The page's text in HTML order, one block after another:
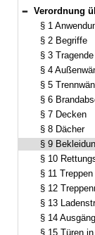
Bereich
Verordnung über den Bau und Betrieb
§ 1
§ 2 Begriffe
§ 3
§ 4
§ 5
§ 6
§ 7 Decken
§ 8 Dächer
§ 9
§ 10
§ 11 Treppen
§ 12
§ 13
§ 14
§ 15 Türen